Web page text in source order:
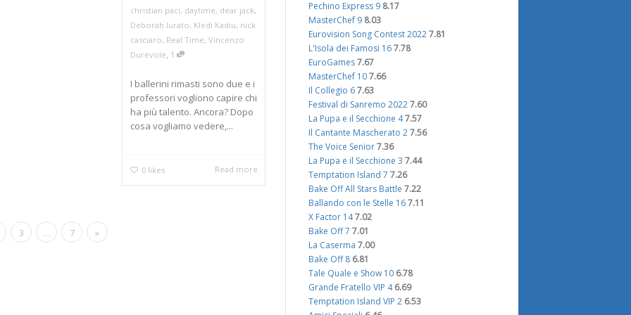
christian paci, daytime, dear jack,
Deborah Iurato, Kledi Kadiu, nick
casciaro, Real Time, Vincenzo
Durevole, 1
I ballerini rimasti sono due e i
professori vogliono capire chi
ha più talento. Ancora? Dopo
cosa vogliamo vedere,...
0 likes Read more
3 … 7 »
Pechino Express 9 8.17
MasterChef 9 8.03
Eurovision Song Contest 2022 7.81
L'Isola dei Famosi 16 7.78
EuroGames 7.67
MasterChef 10 7.66
Il Collegio 6 7.63
Festival di Sanremo 2022 7.60
La Pupa e il Secchione 47.57
Il Cantante Mascherato 2 7.56
The Voice Senior 7.36
La Pupa e il Secchione 3 7.44
Temptation Island 7 7.26
Bake Off All Stars Battle 7.22
Ballando con le Stelle 16 7.11
X Factor 147.02
Bake Off 7 7.01
La Caserma 7.00
Bake Off 8 6.81
Tale Quale e Show 10 6.78
Grande Fratello VIP 4 6.69
Temptation Island VIP 2 6.53